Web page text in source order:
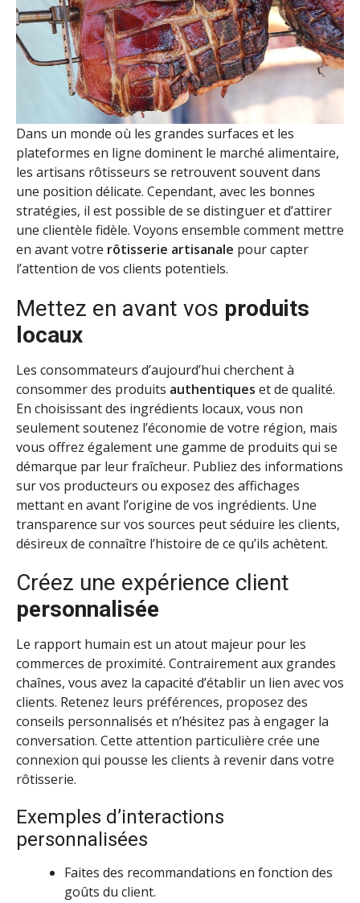
Dans un monde où les grandes surfaces et les
plateformes en ligne dominent le marché alimentaire,
les artisans rôtisseurs se retrouvent souvent dans
une position délicate. Cependant, avec les bonnes
stratégies, il est possible de se distinguer et d’attirer
une clientèle fidèle. Voyons ensemble comment mettre
en avant votre rôtisserie artisanale pour capter
l’attention de vos clients potentiels.
Mettez en avant vos produits
locaux
Les consommateurs d’aujourd’hui cherchent à
consommer des produits authentiques et de qualité.
En choisissant des ingrédients locaux, vous non
seulement soutenez l’économie de votre région, mais
vous offrez également une gamme de produits qui se
démarque par leur fraîcheur. Publiez des informations
sur vos producteurs ou exposez des affichages
mettant en avant l’origine de vos ingrédients. Une
transparence sur vos sources peut séduire les clients,
désireux de connaître l’histoire de ce qu’ils achètent.
Créez une expérience client
personnalisée
Le rapport humain est un atout majeur pour les
commerces de proximité. Contrairement aux grandes
chaînes, vous avez la capacité d’établir un lien avec vos
clients. Retenez leurs préférences, proposez des
conseils personnalisés et n’hésitez pas à engager la
conversation. Cette attention particulière crée une
connexion qui pousse les clients à revenir dans votre
rôtisserie.
Exemples d’interactions
personnalisées
Faites des recommandations en fonction des
goûts du client.